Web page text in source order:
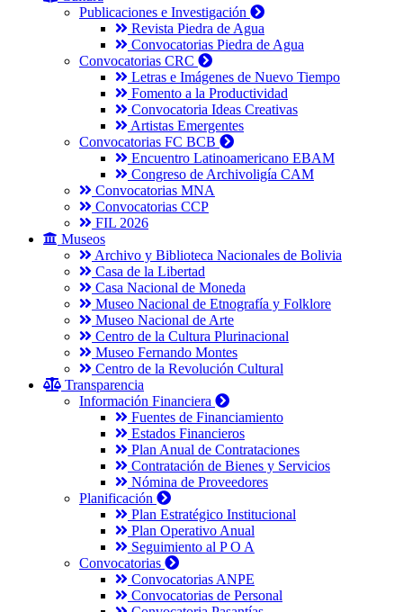
Publicaciones e Investigación
Revista Piedra de Agua
Convocatorias Piedra de Agua
Convocatorias CRC
Letras e Imágenes de Nuevo Tiempo
Fomento a la Productividad
Convocatoria Ideas Creativas
Artistas Emergentes
Convocatorias FC BCB
Encuentro Latinoamericano EBAM
Congreso de Archivoligía CAM
Convocatorias MNA
Convocatorias CCP
FIL 2026
Museos
Archivo y Biblioteca Nacionales de Bolivia
Casa de la Libertad
Casa Nacional de Moneda
Museo Nacional de Etnografía y Folklore
Museo Nacional de Arte
Centro de la Cultura Plurinacional
Museo Fernando Montes
Centro de la Revolución Cultural
Transparencia
Información Financiera
Fuentes de Financiamiento
Estados Financieros
Plan Anual de Contrataciones
Contratación de Bienes y Servicios
Nómina de Proveedores
Planificación
Plan Estratégico Institucional
Plan Operativo Anual
Seguimiento al P O A
Convocatorias
Convocatorias ANPE
Convocatorias de Personal